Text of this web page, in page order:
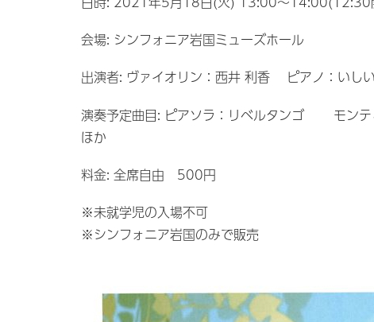
会場: シンフォニア岩国ミューズホール
出演者: ヴァイオリン：西井 利香 ピアノ：いし
演奏予定曲目: ピアソラ：リベルタンゴ モン
ほか
料金: 全席自由 500円
※未就学児の入場不可
※シンフォニア岩国のみで販売